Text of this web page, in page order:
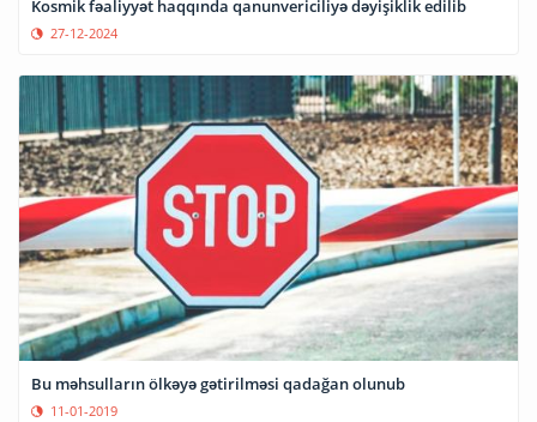
Kosmik fəaliyyət haqqında qanunvericiliyə dəyişiklik edilib
27-12-2024
Bu məhsulların ölkəyə gətirilməsi qadağan olunub
11-01-2019